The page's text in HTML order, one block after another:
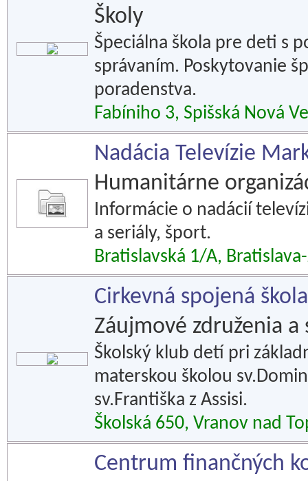
Školy
Špeciálna škola pre deti s
správaním. Poskytovanie
poradenstva.
Fabíniho 3, Spišská Nová
Nadácia Televízie
Humanitárne
Informácie o nadácií
a seriály, šport.
Bratislavská 1/A,
Cirkevná spojená
Záujmové združenia a
Školský klub detí pri
materskou školou
sv.Františka z Assisi.
Školská 650, Vranov nad
Centrum finančných